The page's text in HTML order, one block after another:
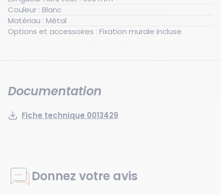
et le brassage de l’air, améliorant ainsi la ventilation
des petits locaux professionnels tout en participant au
confort thermique des utilisateurs.
Couleur : Blanc
Matériau : Métal
Options et accessoires : Fixation murale incluse
Documentation
Fiche technique 0013429
Donnez votre avis